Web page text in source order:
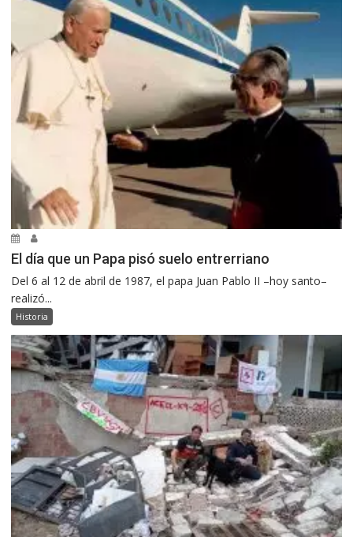
El día que un Papa pisó suelo entrerriano
Del 6 al 12 de abril de 1987, el papa Juan Pablo II –hoy santo–
realizó...
Historia